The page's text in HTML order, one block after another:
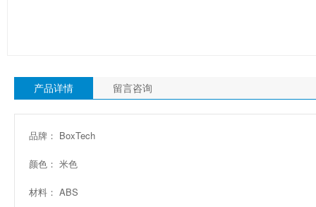
产品详情 留言咨询
品牌： BoxTech
颜色： 米色
材料： ABS